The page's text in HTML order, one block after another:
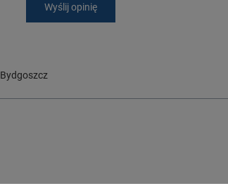
Wyślij opinię
Bydgoszcz